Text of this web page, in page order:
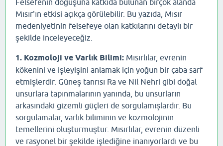
Mısır'ın etkisi açıkça görülebilir. Bu yazıda, Mısır
medeniyetinin felsefeye olan katkılarını detaylı bir
şekilde inceleyeceğiz.
1. Kozmoloji ve Varlık Bilimi: Mısırlılar, evrenin
kökenini ve işleyişini anlamak için yoğun bir çaba sarf
etmişlerdir. Güneş tanrısı Ra ve Nil Nehri gibi doğal
unsurlara tapınmalarının yanında, bu unsurların
arkasındaki gizemli güçleri de sorgulamışlardır. Bu
sorgulamalar, varlık biliminin ve kozmolojinin
temellerini oluşturmuştur. Mısırlılar, evrenin düzenli
ve rasyonel bir şekilde işlediğine inanıyorlardı ve bu